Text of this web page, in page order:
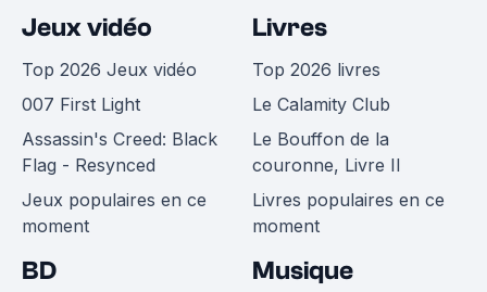
Jeux vidéo
Top 2026 Jeux vidéo
007 First Light
Assassin's Creed: Black
Flag - Resynced
Jeux populaires en ce
moment
Livres
Top 2026 livres
Le Calamity Club
Le Bouffon de la
couronne, Livre II
Livres populaires en ce
moment
BD Musique